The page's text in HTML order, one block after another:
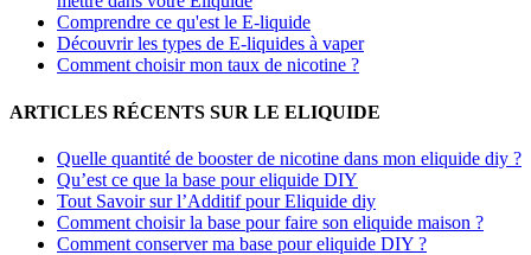
Comprendre ce qu'est le E-liquide
Découvrir les types de E-liquides à vaper
Comment choisir mon taux de nicotine ?
ARTICLES RÉCENTS SUR LE ELIQUIDE
Quelle quantité de booster de nicotine dans mon eliquide diy ?
Qu’est ce que la base pour eliquide DIY
Tout Savoir sur l’Additif pour Eliquide diy
Comment choisir la base pour faire son eliquide maison ?
Comment conserver ma base pour eliquide DIY ?